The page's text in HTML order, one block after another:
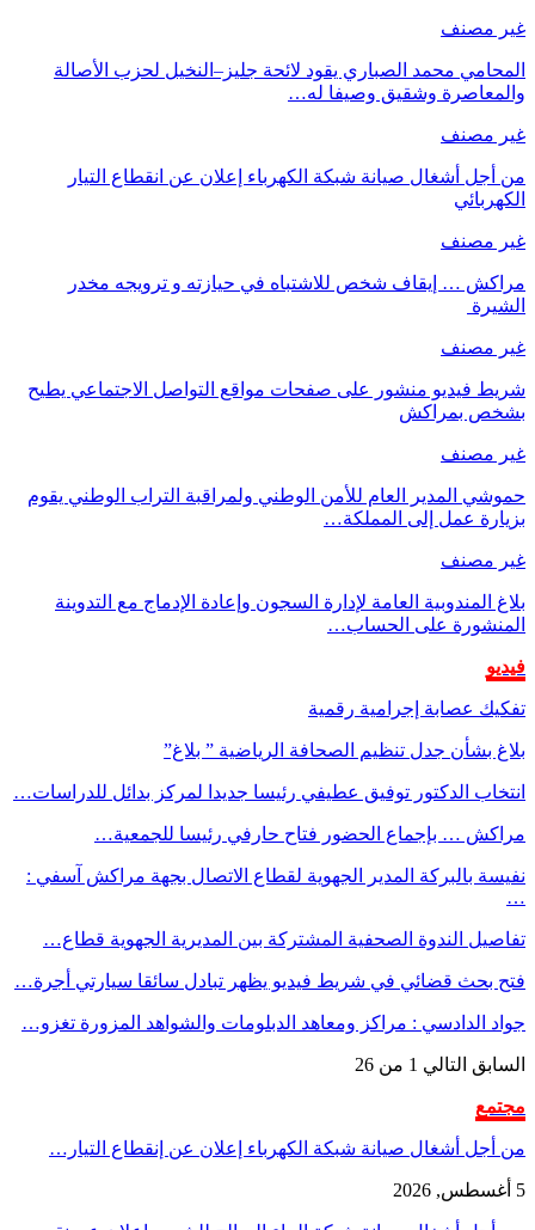
غير مصنف
المحامي محمد الصباري يقود لائحة جليز–النخيل لحزب الأصالة
والمعاصرة وشقيق وصيفا له…
غير مصنف
من أجل أشغال صيانة شبكة الكهرباء إعلان عن انقطاع التيار
الكهربائي
غير مصنف
مراكش … إيقاف شخص للاشتباه في حيازته و ترويجه مخدر
الشيرة
غير مصنف
شريط فيديو منشور على صفحات مواقع التواصل الاجتماعي يطيح
بشخص بمراكش
غير مصنف
حموشي المدير العام للأمن الوطني ولمراقبة التراب الوطني يقوم
بزيارة عمل إلى المملكة…
غير مصنف
بلاغ المندوبية العامة لإدارة السجون وإعادة الإدماج مع التدوينة
المنشورة على الحساب…
فيديو
تفكيك عصابة إجرامية رقمية
بلاغ بشأن جدل تنظيم الصحافة الرياضية ” بلاغ”
انتخاب الدكتور توفيق عطيفي رئيسا جديدا لمركز بدائل للدراسات…
مراكش … بإجماع الحضور فتاح حارفي رئيسا للجمعية…
نفيسة بالبركة المدير الجهوية لقطاع الاتصال بجهة مراكش آسفي :
…
تفاصيل الندوة الصحفية المشتركة بين المديرية الجهوية قطاع…
فتح بحث قضائي في شريط فيديو يظهر تبادل سائقا سيارتي أجرة…
جواد الدادسي : مراكز ومعاهد الدبلومات والشواهد المزورة تغزو…
السابق التالي 1 من 26
مجتمع
من أجل أشغال صيانة شبكة الكهرباء إعلان عن إنقطاع التيار…
5 أغسطس, 2026